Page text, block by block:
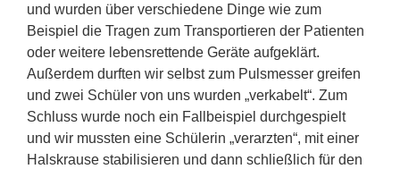
und wurden über verschiedene Dinge wie zum
Beispiel die Tragen zum Transportieren der Patienten
oder weitere lebensrettende Geräte aufgeklärt.
Außerdem durften wir selbst zum Pulsmesser greifen
und zwei Schüler von uns wurden „verkabelt“. Zum
Schluss wurde noch ein Fallbeispiel durchgespielt
und wir mussten eine Schülerin „verarzten“, mit einer
Halskrause stabilisieren und dann schließlich für den